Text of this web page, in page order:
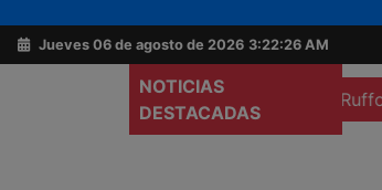
Jueves 06 de agosto de 2026 3:22:27 AM
NOTICIAS
DESTACADAS
preventiva domiciliaria de Ruffo Appel
Acerca
de